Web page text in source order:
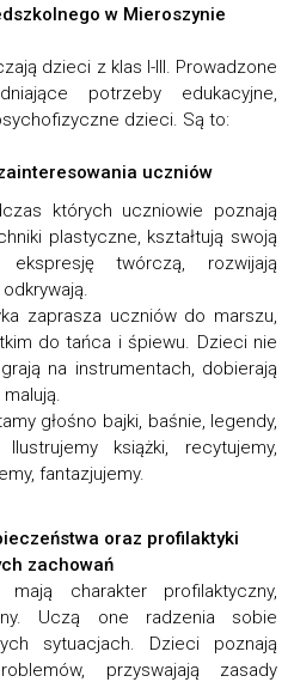
w Mieroszynie
dzieci z klas I-III. Prowadzone
potrzeby edukacyjne,
dzieci. Są to:
uczniów
których uczniowie poznają
plastyczne, kształtują swoją
ekspresję twórczą, rozwijają
zaprasza uczniów do marszu,
do tańca i śpiewu. Dzieci nie
na instrumentach, dobierają
głośno bajki, baśnie, legendy,
książki, recytujemy,
fantazjujemy.
oraz profilaktyki
zachowań
charakter profilaktyczny,
Uczą one radzenia sobie
sytuacjach. Dzieci poznają
przyswajają zasady